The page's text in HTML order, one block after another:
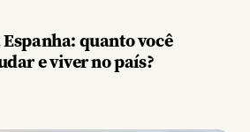
quanto você
e viver no país?